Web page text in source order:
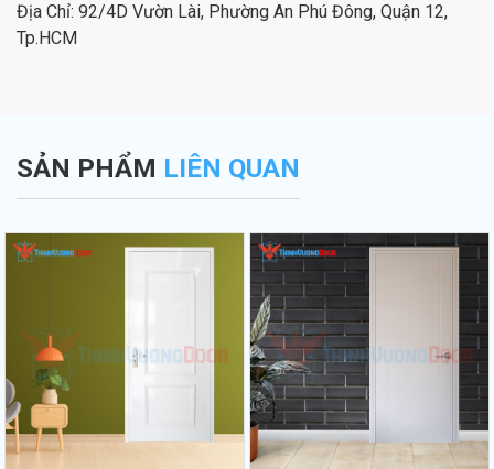
Địa Chỉ: 92/4D Vườn Lài, Phường An Phú Đông, Quận 12,
Tp.HCM
SẢN PHẨM LIÊN QUAN